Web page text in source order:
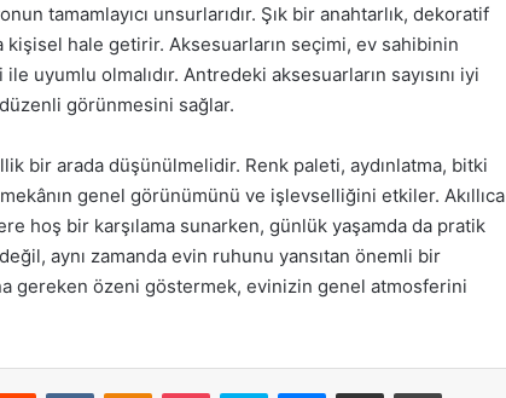
tamamlayıcı unsurlarıdır. Şık bir anahtarlık, dekoratif
hale getirir. Aksesuarların seçimi, ev sahibinin
uyumlu olmalıdır. Antredeki aksesuarların sayısını iyi
düzenli görünmesini sağlar.
bir arada düşünülmelidir. Renk paleti, aydınlatma, bitki
genel görünümünü ve işlevselliğini etkiler. Akıllıca
hoş bir karşılama sunarken, günlük yaşamda da pratik
aynı zamanda evin ruhunu yansıtan önemli bir
gereken özeni göstermek, evinizin genel atmosferini
Reddit VKontakteOdnoklassniki
Pocket Skype Messenger
E-Posta ile paylaş Yazdır